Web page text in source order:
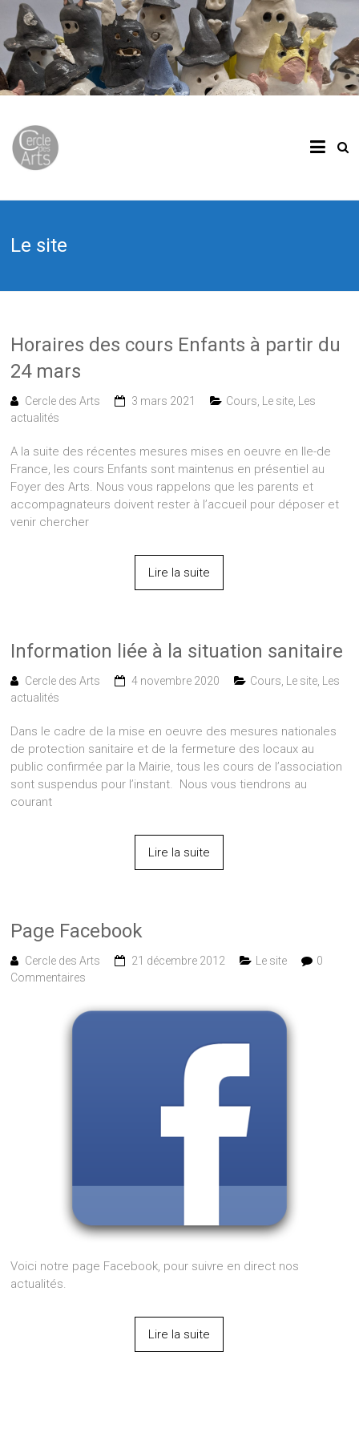
Le site
Horaires des cours Enfants à partir du
24 mars
Cercle des Arts 3 mars 2021 Cours Le site
Les
actualités
A la suite des récentes mesures mises en oeuvre en Ile-de
France, les cours Enfants sont maintenus en présentiel au
Foyer des Arts. Nous vous rappelons que les parents et
accompagnateurs doivent rester à l’accueil pour déposer et
venir chercher
Lire la suite
Information liée à la situation sanitaire
Cercle des Arts 4 novembre 2020 Cours Le site
Les
actualités
Dans le cadre de la mise en oeuvre des mesures nationales
de protection sanitaire et de la fermeture des locaux au
public confirmée par la Mairie, tous les cours de l’association
sont suspendus pour l’instant. Nous vous tiendrons au
courant
Lire la suite
Page Facebook
Cercle des Arts 21 décembre 2012 Le site
0
Commentaires
Voici notre page Facebook, pour suivre en direct nos
actualités.
Lire la suite